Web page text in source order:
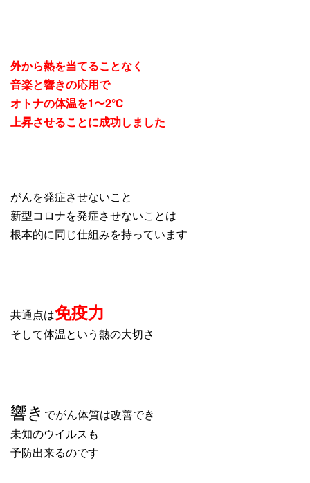
外から熱を当てることなく
音楽と響きの応用で
オトナの体温を1〜2℃
上昇させることに成功しました
がんを発症させないこと
新型コロナを発症させないことは
根本的に同じ仕組みを持っています
共通点は免疫力
そして体温という熱の大切さ
響き でがん体質は改善でき
未知のウイルスも
予防出来るのです